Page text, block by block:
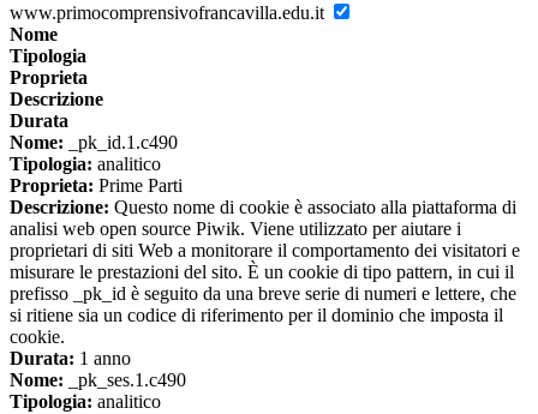
www.primocomprensivofrancavilla.edu.it
Nome
Tipologia
Proprieta
Descrizione
Durata
Nome: _pk_id.1.c490
Tipologia: analitico
Proprieta: Prime Parti
Descrizione: Questo nome di cookie è associato alla piattaforma di
analisi web open source Piwik. Viene utilizzato per aiutare i
proprietari di siti Web a monitorare il comportamento dei visitatori e
misurare le prestazioni del sito. È un cookie di tipo pattern, in cui il
prefisso _pk_id è seguito da una breve serie di numeri e lettere, che
si ritiene sia un codice di riferimento per il dominio che imposta il
cookie.
Durata: 1 anno
Nome: _pk_ses.1.c490
Tipologia: analitico